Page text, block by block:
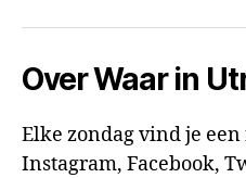
Over Waar in
Elke zondag vind je
Instagram, Facebook,